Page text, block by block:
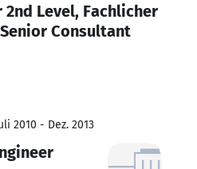
2nd Level, Fachlicher
Consultant
2010 - Dez. 2013